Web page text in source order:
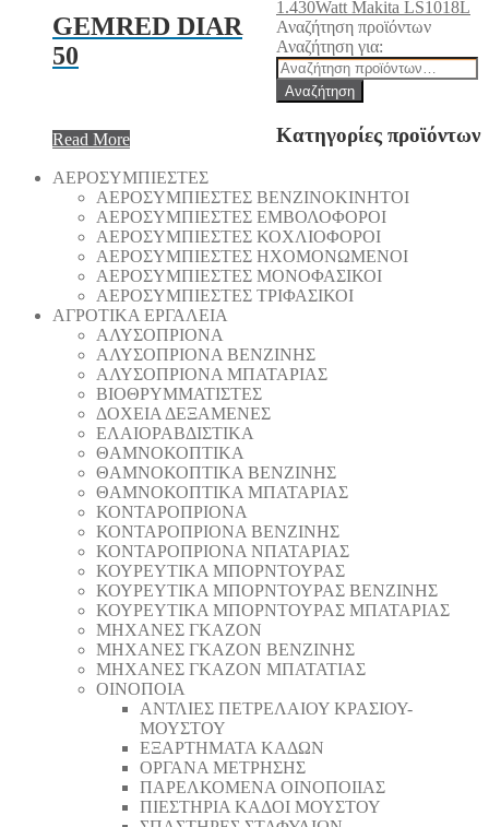
GEMRED DIAR
50
Read More
1.430Watt Makita LS1018L
Αναζήτηση προϊόντων
Αναζήτηση για:
Αναζήτηση
Κατηγορίες προϊόντων
AEΡΟΣΥΜΠΙΕΣΤΕΣ
AEΡΟΣΥΜΠΙΕΣΤΕΣ ΒΕΝΖΙΝΟΚΙΝΗΤΟΙ
AEΡΟΣΥΜΠΙΕΣΤΕΣ ΕΜΒΟΛΟΦΟΡΟΙ
AEΡΟΣΥΜΠΙΕΣΤΕΣ ΚΟΧΛΙΟΦΟΡΟΙ
ΑΕΡΟΣΥΜΠΙΕΣΤΕΣ ΗΧΟΜΟΝΩΜΕΝΟΙ
ΑΕΡΟΣΥΜΠΙΕΣΤΕΣ ΜΟΝΟΦΑΣΙΚΟΙ
ΑΕΡΟΣΥΜΠΙΕΣΤΕΣ ΤΡΙΦΑΣΙΚΟΙ
ΑΓΡΟΤΙΚΑ ΕΡΓΑΛΕΙΑ
AΛΥΣΟΠΡΙΟΝΑ
AΛΥΣΟΠΡΙΟΝΑ ΒΕΝΖΙΝΗΣ
AΛΥΣΟΠΡΙΟΝΑ ΜΠΑΤΑΡΙΑΣ
ΒΙΟΘΡΥΜΜΑΤΙΣΤΕΣ
ΔΟΧΕΙΑ ΔΕΞΑΜΕΝΕΣ
ΕΛΑΙΟΡΑΒΔΙΣΤΙΚΑ
ΘAΜΝΟΚΟΠΤΙΚΑ
ΘAΜΝΟΚΟΠΤΙΚΑ ΒΕΝΖΙΝΗΣ
ΘAΜΝΟΚΟΠΤΙΚΑ ΜΠΑΤΑΡΙΑΣ
ΚΟΝΤΑΡΟΠΡΙΟΝΑ
ΚΟΝΤΑΡΟΠΡΙΟΝΑ ΒΕΝΖΙΝΗΣ
ΚΟΝΤΑΡΟΠΡΙΟΝΑ ΝΠΑΤΑΡΙΑΣ
ΚΟΥΡΕΥΤΙΚΑ ΜΠΟΡΝΤΟΥΡΑΣ
ΚΟΥΡΕΥΤΙΚΑ ΜΠΟΡΝΤΟΥΡΑΣ ΒΕΝΖΙΝΗΣ
ΚΟΥΡΕΥΤΙΚΑ ΜΠΟΡΝΤΟΥΡΑΣ ΜΠΑΤΑΡΙΑΣ
ΜΗΧΑΝΕΣ ΓΚΑΖΟΝ
ΜΗΧΑΝΕΣ ΓΚΑΖΟΝ ΒΕΝΖΙΝΗΣ
ΜΗΧΑΝΕΣ ΓΚΑΖΟΝ ΜΠΑΤΑΤΙΑΣ
ΟΙΝΟΠΟΙΑ
ΑΝΤΛΙΕΣ ΠΕΤΡΕΛΑΙΟΥ ΚΡΑΣΙΟΥ-
ΜΟΥΣΤΟΥ
ΕΞΑΡΤΗΜΑΤΑ ΚΑΔΩΝ
ΟΡΓΑΝΑ ΜΕΤΡΗΣΗΣ
ΠΑΡΕΛΚΟΜΕΝΑ ΟΙΝΟΠΟΙΙΑΣ
ΠΙΕΣΤΗΡΙΑ ΚΑΔΟΙ ΜΟΥΣΤΟΥ